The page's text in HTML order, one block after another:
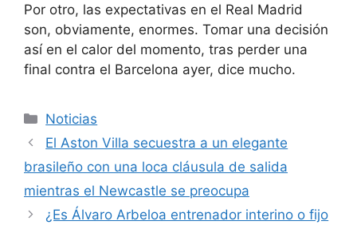
Por otro, las expectativas en el Real Madrid
son, obviamente, enormes. Tomar una decisión
así en el calor del momento, tras perder una
final contra el Barcelona ayer, dice mucho.
Categorías
Noticias
El Aston Villa secuestra a un elegante
brasileño con una loca cláusula de salida
mientras el Newcastle se preocupa
¿Es Álvaro Arbeloa entrenador interino o fijo